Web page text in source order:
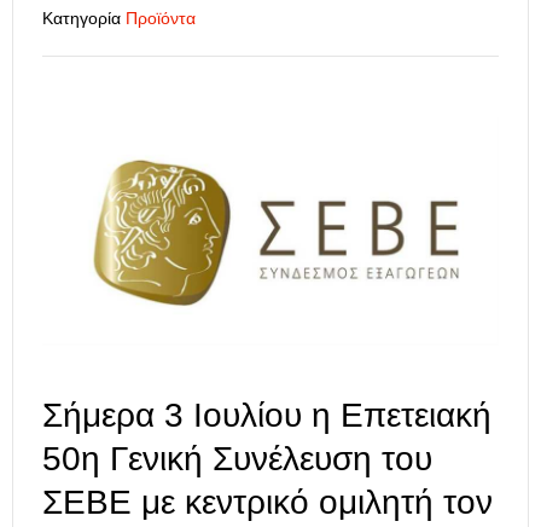
Κατηγορία Προϊόντα
Σήμερα 3 Ιουλίου η Επετειακή
50η Γενική Συνέλευση του
ΣΕΒΕ με κεντρικό ομιλητή τον